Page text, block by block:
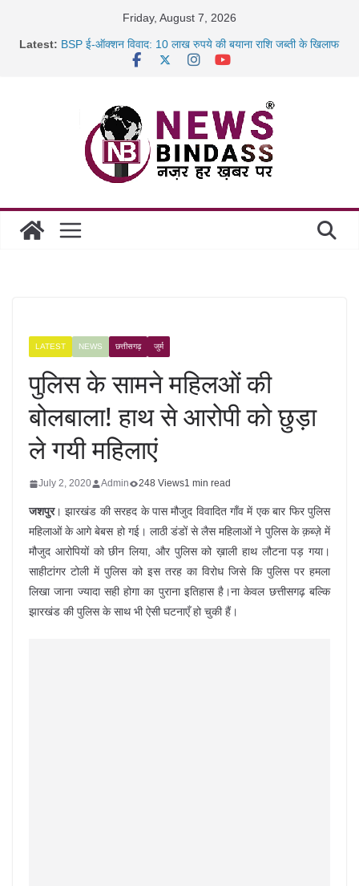
Friday, August 7, 2026
Latest: BSP ई-ऑक्शन विवाद: 10 लाख रुपये की बयाना राशि जब्ती के खिलाफ
साइबर ठगी पर दुर्ग पुलिस का बड़ा एक्शन: 13 म्यूल बैंक खाताधारक
गिरफ्तार
LATEST NEWS छत्तीसगढ़ जुर्म
पुलिस के सामने महिलओं की
बोलबाला! हाथ से आरोपी को छुड़ा
ले गयी महिलाएं
July 2, 2020 Admin 248 Views1 min read
जशपुर। झारखंड की सरहद के पास मौजुद विवादित गाँव में एक बार फिर पुलिस
महिलाओं के आगे बेबस हो गई। लाठी डंडों से लैस महिलाओं ने पुलिस के क़ब्ज़े में
मौजुद आरोपियों को छीन लिया, और पुलिस को ख़ाली हाथ लौटना पड़ गया।
साहीटांगर टोली में पुलिस को इस तरह का विरोध जिसे कि पुलिस पर हमला
लिखा जाना ज्यादा सही होगा का पुराना इतिहास है।ना केवल छत्तीसगढ़ बल्कि
झारखंड की पुलिस के साथ भी ऐसी घटनाएँ हो चुकी हैं।